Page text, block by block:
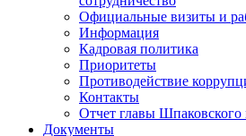
Официальные визиты и
Информация
Кадровая политика
Приоритеты
Противодействие
Контакты
Отчет главы
Документы